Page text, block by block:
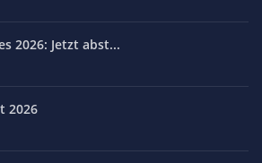
2026: Jetzt abst...
2026